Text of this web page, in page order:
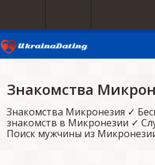
Знакомства
Знакомства Микронезия ✓
знакомств в Микронезии ✓
Поиск мужчины из